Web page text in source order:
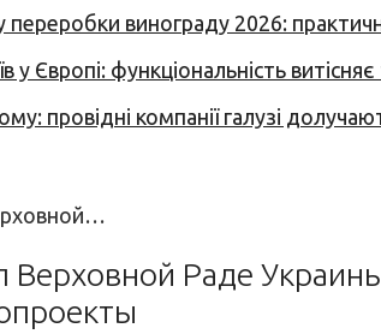
переробки винограду 2026:
у Європі: функціональність
провідні компанії галузі
Раде